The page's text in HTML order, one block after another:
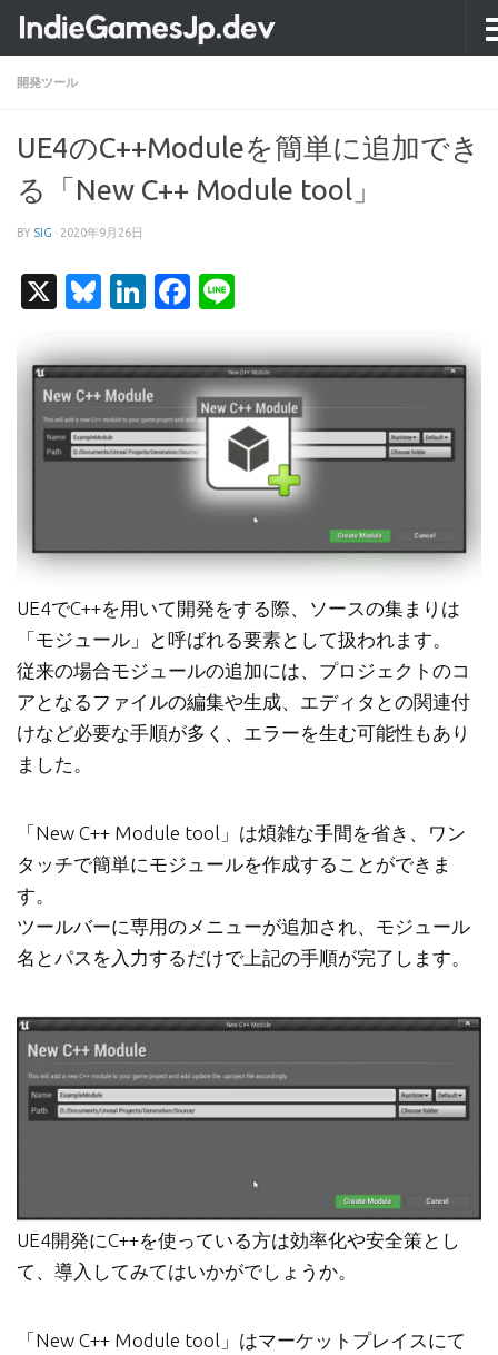
コンテンツへスキップ
開発ツール
UE4のC++Moduleを簡単に追加でき
る「New C++ Module tool」
BY SIG · 2020年9月26日
X Bluesky
LinkedIn
Facebook
UE4でC++を用いて開発をする際、ソースの集まりは
「モジュール」と呼ばれる要素として扱われます。
従来の場合モジュールの追加には、プロジェクトのコ
アとなるファイルの編集や生成、エディタとの関連付
けなど必要な手順が多く、エラーを生む可能性もあり
ました。
「New C++ Module tool」は煩雑な手間を省き、ワン
タッチで簡単にモジュールを作成することができま
す。
ツールバーに専用のメニューが追加され、モジュール
名とパスを入力するだけで上記の手順が完了します。
UE4開発にC++を使っている方は効率化や安全策とし
て、導入してみてはいかがでしょうか。
「New C++ Module tool」はマーケットプレイスにて